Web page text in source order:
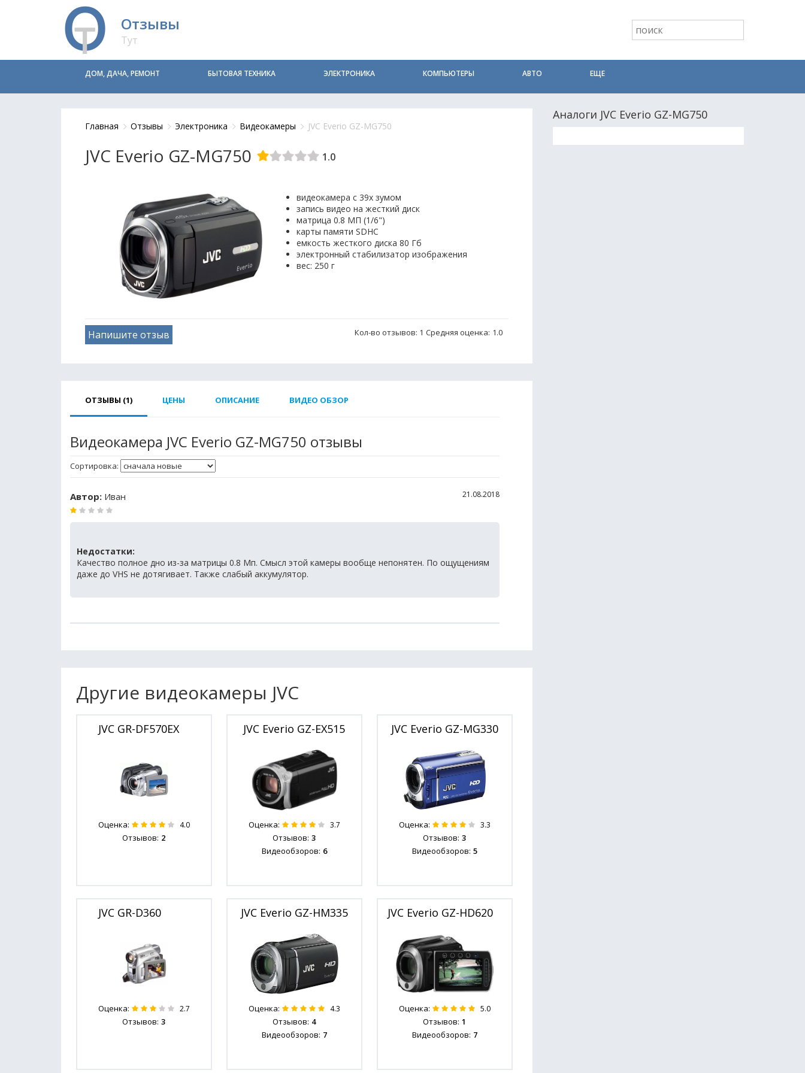
Отзывы
Тут
ДОМ, ДАЧА, РЕМОНТ БЫТОВАЯ ТЕХНИКА ЭЛЕКТРОНИКА КОМПЬЮТЕРЫ АВТО ЕЩЕ
Главная Отзывы Электроника Видеокамеры JVC Everio GZ-MG750
JVC Everio GZ-MG750 1.0
видеокамера с 39x зумом
запись видео на жесткий диск
матрица 0.8 МП (1/6")
карты памяти SDHC
емкость жесткого диска 80 Гб
электронный стабилизатор изображения
вес: 250 г
Кол-во отзывов: 1 Средняя оценка: 1.0
Напишите отзыв
ОТЗЫВЫ (1) ЦЕНЫ ОПИСАНИЕ ВИДЕО ОБЗОР
Видеокамера JVC Everio GZ-MG750 отзывы
Сортировка:
Автор: Иван 21.08.2018
Недостатки:
Качество полное дно из-за матрицы 0.8 Мп. Смысл этой камеры вообще непонятен. По ощущениям
даже до VHS не дотягивает. Также слабый аккумулятор.
Другие видеокамеры JVC
JVC GR-DF570EX
Оценка: 4.0
Отзывов: 2
JVC Everio GZ-EX515
Оценка: 3.7
Отзывов: 3
Видеообзоров: 6
JVC Everio GZ-MG330
Оценка: 3.3
Отзывов: 3
Видеообзоров: 5
JVC GR-D360
Оценка: 2.7
Отзывов: 3
JVC Everio GZ-HM335
Оценка: 4.3
Отзывов: 4
Видеообзоров: 7
JVC Everio GZ-HD620
Оценка: 5.0
Отзывов: 1
Видеообзоров: 7
Аналоги JVC Everio GZ-MG750